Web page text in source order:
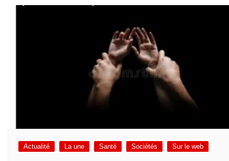
Actualité La une Santé Sociétés Sur le web